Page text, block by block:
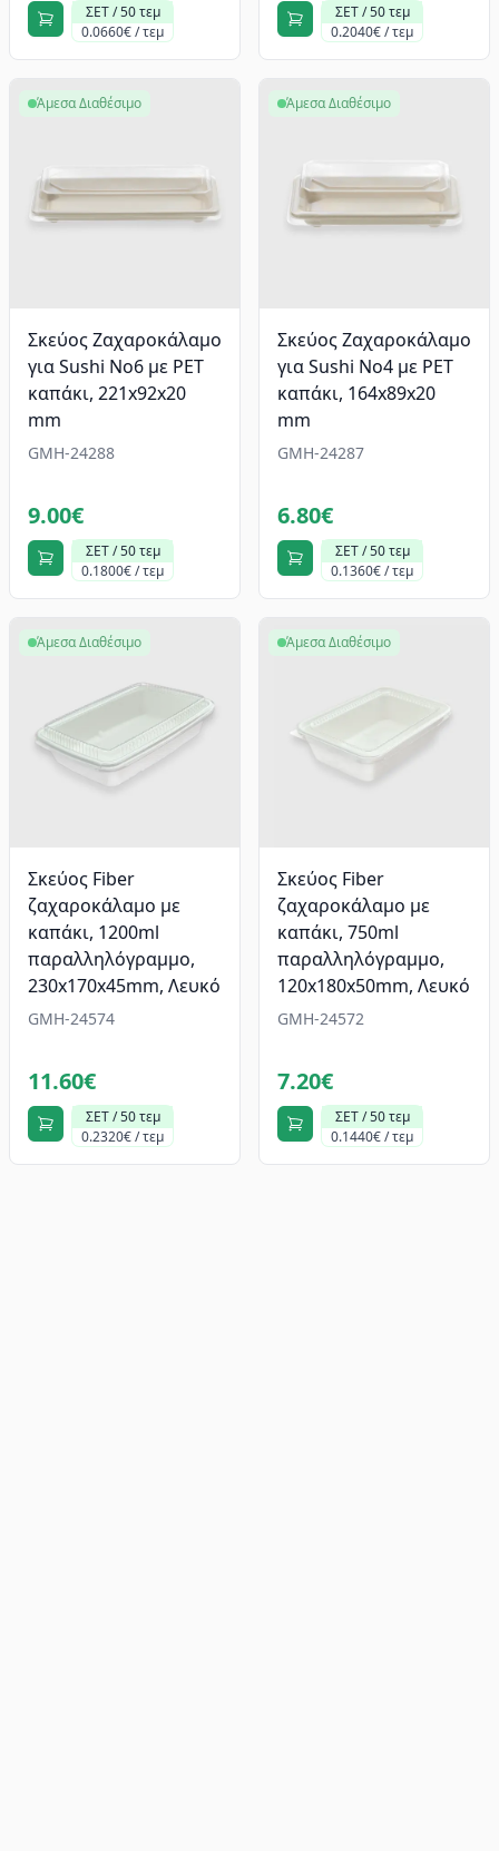
ΣΕΤ / 50 τεμ
0.0660€ / τεμ
ΣΕΤ / 50 τεμ
0.2040€ / τεμ
Σκεύος Ζαχαροκάλαμο
για Sushi Νο6 με PET
καπάκι, 221x92x20
mm
GMH-24288
9.00€
ΣΕΤ / 50 τεμ
0.1800€ / τεμ
Άμεσα Διαθέσιμο
Σκεύος Ζαχαροκάλαμο
για Sushi Νο4 με PET
καπάκι, 164x89x20
mm
GMH-24287
6.80€
ΣΕΤ / 50 τεμ
0.1360€ / τεμ
Άμεσα Διαθέσιμο
Σκεύος Fiber
ζαχαροκάλαμο με
καπάκι, 1200ml
παραλληλόγραμμο,
230x170x45mm, Λευκό
GMH-24574
11.60€
ΣΕΤ / 50 τεμ
0.2320€ / τεμ
Άμεσα Διαθέσιμο
Σκεύος Fiber
ζαχαροκάλαμο με
καπάκι, 750ml
παραλληλόγραμμο,
120x180x50mm, Λευκό
GMH-24572
7.20€
ΣΕΤ / 50 τεμ
0.1440€ / τεμ
Άμεσα Διαθέσιμο